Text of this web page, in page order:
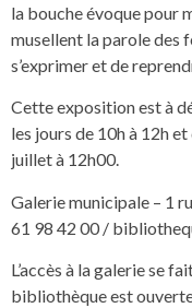
la bouche évoque pour
musellent la parole des
s’exprimer et de
Cette exposition est à
les jours de 10h à 12h
juillet à 12h00.
Galerie municipale – 1
61 98 42 00 /
L’accès à la galerie se
bibliothèque est